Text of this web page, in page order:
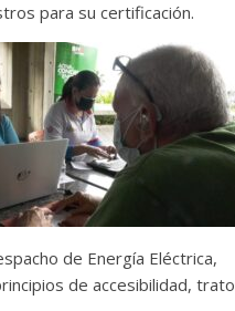
para su certificación.
de Energía Eléctrica,
de accesibilidad, trato